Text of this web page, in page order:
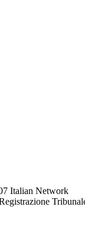
Italian Network